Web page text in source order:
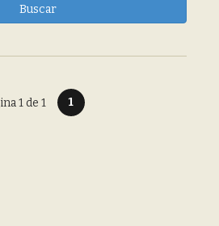
Buscar
1 de 1 1